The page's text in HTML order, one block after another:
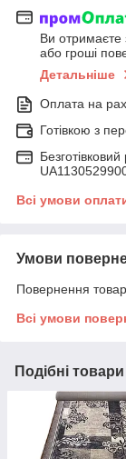
Ви отримаєте
або гроші
Детальніше
Оплата на
Готівкою з
Всі умови
Умови
Повернення
Всі умови
Подібні